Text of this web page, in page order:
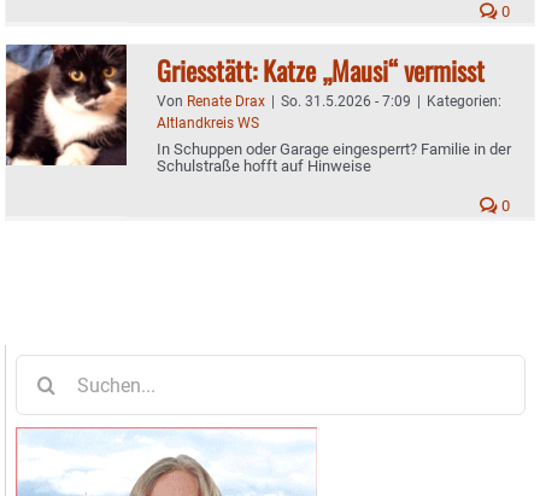
0
Griesstätt: Katze „Mausi“ vermisst
Von Renate Drax | So. 31.5.2026 - 7:09 | Kategorien:
Altlandkreis WS
In Schuppen oder Garage eingesperrt? Familie in der
Schulstraße hofft auf Hinweise
0
nach: